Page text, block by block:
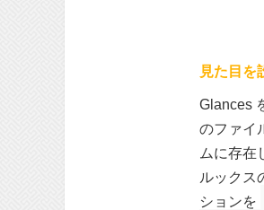
見た目を
Glances
のファイ
ムに存在
ルックス
ションを